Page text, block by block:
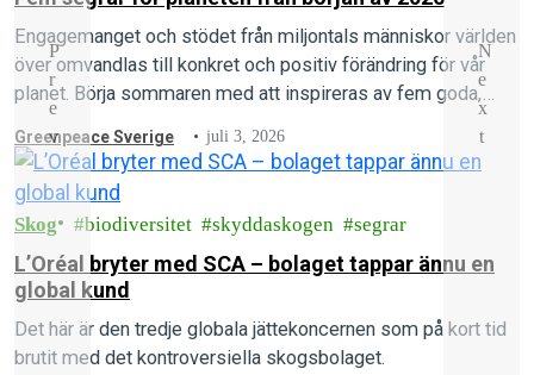
Engagemanget och stödet från miljontals människor världen
över omvandlas till konkret och positiv förändring för vår
planet. Börja sommaren med att inspireras av fem goda,
Greenpeace Sverige juli 3, 2026
Skog biodiversitet skyddaskogen segrar
L’Oréal bryter med SCA – bolaget tappar ännu en
global kund
Det här är den tredje globala jättekoncernen som på kort tid
brutit med det kontroversiella skogsbolaget.
P
r
e
v
N
e
x
t